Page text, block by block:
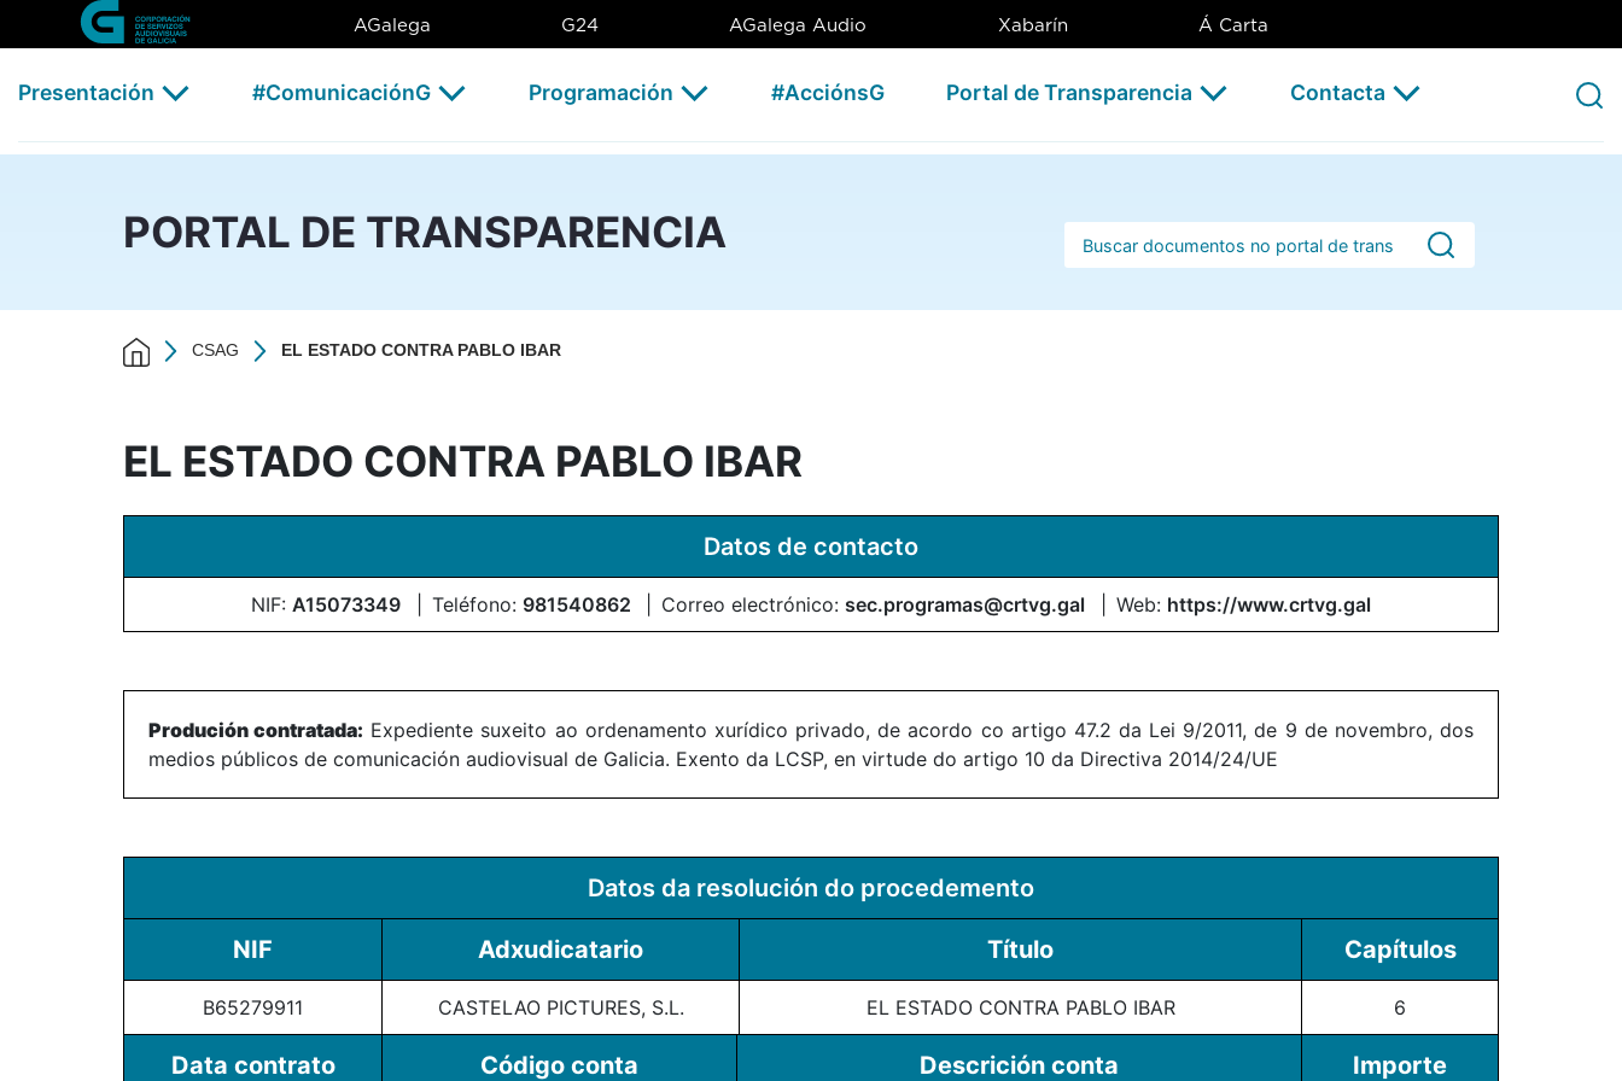
Skip to Main Content
EL ESTADO CONTRA PABLO IBAR - CSAG
AGalega G24 AGalega Audio Xabarín Á Carta
Presentación #ComunicaciónG Programación #AcciónsG Portal de Transparencia Contacta
PORTAL DE TRANSPARENCIA Barra de busca
CSAG EL ESTADO CONTRA PABLO IBAR
EL ESTADO CONTRA PABLO IBAR
Datos de contacto
NIF: A15073349 Teléfono: 981540862 Correo electrónico: sec.programas@crtvg.gal Web: https://www.crtvg.gal
Produción contratada: Expediente suxeito ao ordenamento xurídico privado, de acordo co artigo 47.2 da Lei 9/2011, de 9 de novembro, dos
medios públicos de comunicación audiovisual de Galicia. Exento da LCSP, en virtude do artigo 10 da Directiva 2014/24/UE
Datos da resolución do procedemento
NIF Adxudicatario Título Capítulos
B65279911 CASTELAO PICTURES, S.L. EL ESTADO CONTRA PABLO IBAR 6
Data contrato Código conta Descrición conta Importe